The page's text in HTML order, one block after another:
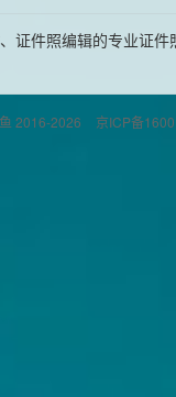
证件照编辑的专业证件
2016-2026 京ICP备